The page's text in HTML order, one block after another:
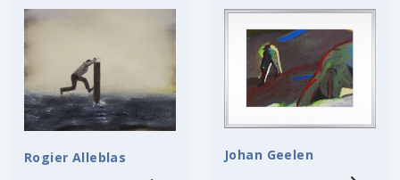
Rogier Alleblas Johan Geelen